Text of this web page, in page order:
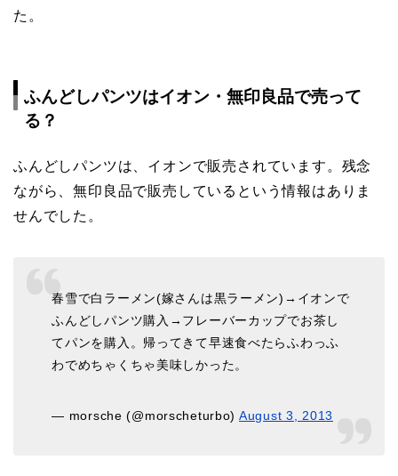
た。
ふんどしパンツはイオン・無印良品で売って
る？
ふんどしパンツは、イオンで販売されています。残念
ながら、無印良品で販売しているという情報はありま
せんでした。
春雪で白ラーメン(嫁さんは黒ラーメン)→イオンで
ふんどしパンツ購入→フレーバーカップでお茶し
てパンを購入。帰ってきて早速食べたらふわっふ
わでめちゃくちゃ美味しかった。
— morsche (@morscheturbo) August 3, 2013